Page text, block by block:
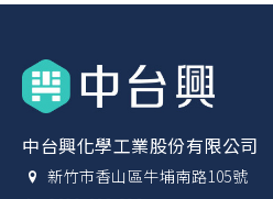
中台興化學工業股份有限公司
新竹市香山區牛埔南路105號